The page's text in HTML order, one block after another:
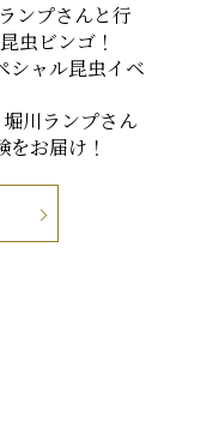
ンプさんと行
虫ビンゴ！
シャル昆虫イベ
川ランプさん
お届け！